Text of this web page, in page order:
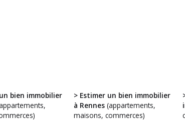
bien immobilier
> Estimer un bien immobilier
à Rennes(appartements,
maisons, commerces)